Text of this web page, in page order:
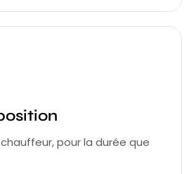
pour la durée que